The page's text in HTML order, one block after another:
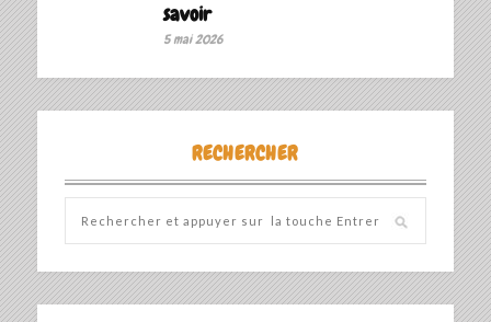
savoir ‎
5 mai 2026
RECHERCHER